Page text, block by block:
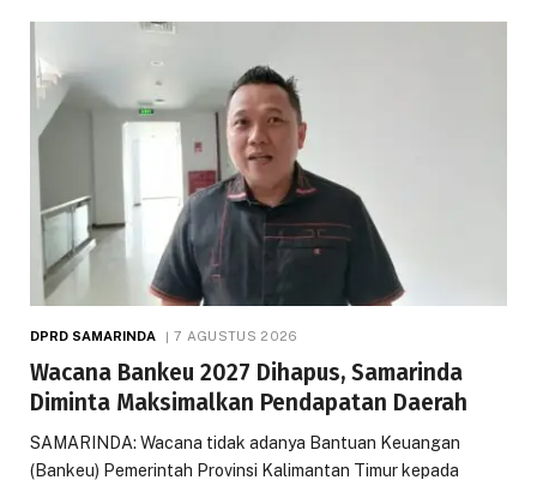
DPRD SAMARINDA 7 AGUSTUS 2026
Wacana Bankeu 2027 Dihapus, Samarinda
Diminta Maksimalkan Pendapatan Daerah
SAMARINDA: Wacana tidak adanya Bantuan Keuangan
(Bankeu) Pemerintah Provinsi Kalimantan Timur kepada